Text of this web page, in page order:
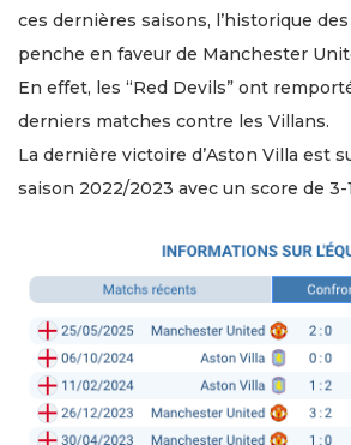
ces dernières saisons, l’historique
penche en faveur de Manchester
En effet, les “Red Devils” ont
derniers matches contre les Villans.
La dernière victoire d’Aston Villa est
saison 2022/2023 avec un score de 3-